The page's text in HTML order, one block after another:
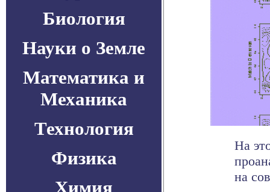
Биология
Науки о Земле
Математика и
Механика
Технология
Физика
Химия
На
на